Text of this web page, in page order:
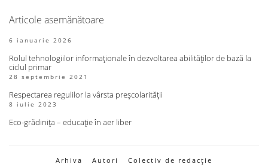
Articole asemănătoare
6 ianuarie 2026
Rolul tehnologiilor informaționale în dezvoltarea abilităților de bază la
ciclul primar
28 septembrie 2021
Respectarea regulilor la vârsta preșcolarității
8 iulie 2023
Eco-grădinița – educație în aer liber
Arhiva Autori
Colectiv de redacție